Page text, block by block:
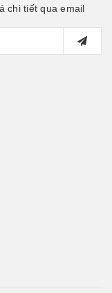
chi tiết qua email